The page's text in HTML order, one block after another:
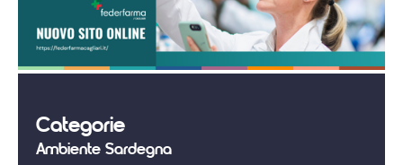
Categorie
Ambiente Sardegna